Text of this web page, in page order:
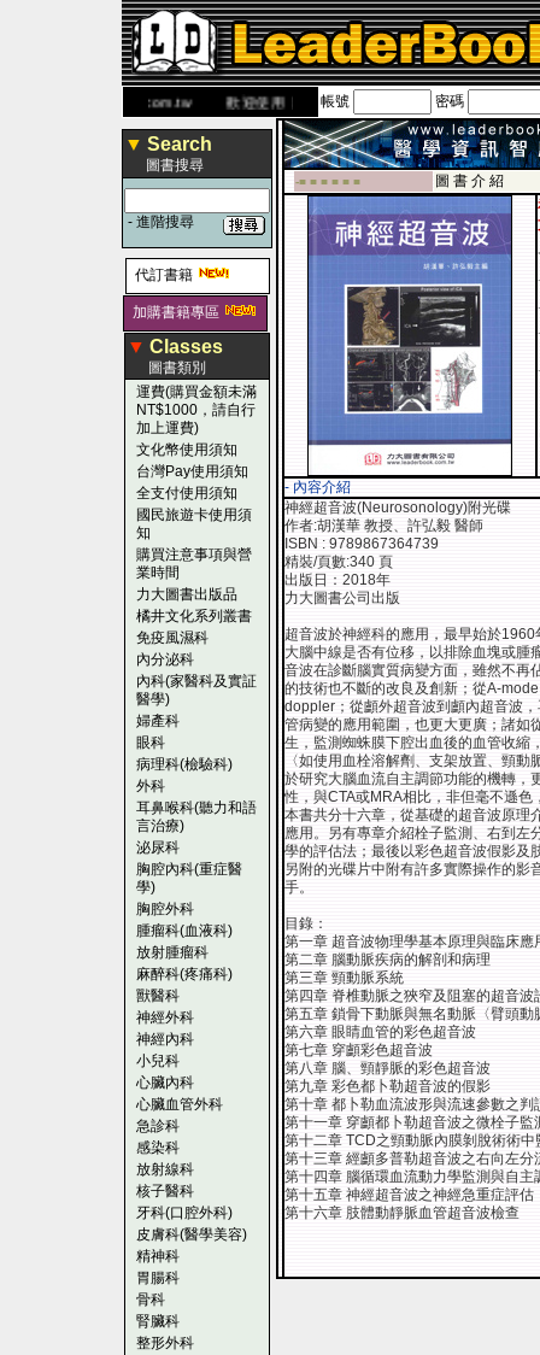
www.leaderbook.com.tw歡迎使用 國民旅遊卡！！
帳號 密碼
▼ Search
圖書搜尋
- 進階搜尋
代訂書籍
加購書籍專區
▼ Classes
圖書類別
運費(購買金額未滿
NT$1000，請自行
加上運費)
文化幣使用須知
台灣Pay使用須知
全支付使用須知
國民旅遊卡使用須
知
購買注意事項與營
業時間
力大圖書出版品
橘井文化系列叢書
免疫風濕科
內分泌科
內科(家醫科及實証
醫學)
婦產科
眼科
病理科(檢驗科)
外科
耳鼻喉科(聽力和語
言治療)
泌尿科
胸腔內科(重症醫
學)
胸腔外科
腫瘤科(血液科)
放射腫瘤科
麻醉科(疼痛科)
獸醫科
神經外科
神經內科
小兒科
心臟內科
心臟血管外科
急診科
感染科
放射線科
核子醫科
牙科(口腔外科)
皮膚科(醫學美容)
精神科
胃腸科
骨科
腎臟科
整形外科
-■ ■ ■ ■ ■ ■
圖 書 介 紹
- 內容介紹
神經超音波(Neurosonology)附光碟
作者:胡漢華 教授、許弘毅 醫師
ISBN : 9789867364739
精裝/頁數:340 頁
出版日：2018年
力大圖書公司出版
超音波於神經科的應用，最早始於
大腦中線是否有位移，以排除血塊或腫
音波在診斷腦實質病變方面，雖然不再
的技術也不斷的改良及創新；從A-
doppler；從顱外超音波到顱內超音波
管病變的應用範圍，也更大更廣；諸如
生，監測蜘蛛膜下腔出血後的血管收縮
〈如使用血栓溶解劑、支架放置、頸
於研究大腦血流自主調節功能的機轉，
性，與CTA或MRA相比，非但毫不遜色
本書共分十六章，從基礎的超音波原理
應用。另有專章介紹栓子監測、右到左
學的評估法；最後以彩色超音波假影及
另附的光碟片中附有許多實際操作的影
手。
目錄：
第一章 超音波物理學基本原理與臨床應
第二章 腦動脈疾病的解剖和病理
第三章 頸動脈系統
第四章 脊椎動脈之狹窄及阻塞的超音波
第五章 鎖骨下動脈與無名動脈〈臂頭
第六章 眼睛血管的彩色超音波
第七章 穿顱彩色超音波
第八章 腦、頸靜脈的彩色超音波
第九章 彩色都卜勒超音波的假影
第十章 都卜勒血流波形與流速參數之判
第十一章 穿顱都卜勒超音波之微栓子監
第十二章 TCD之頸動脈內膜剝脫術術中
第十三章 經顱多普勒超音波之右向左分
第十四章 腦循環血流動力學監測與自主
第十五章 神經超音波之神經急重症評估
第十六章 肢體動靜脈血管超音波檢查